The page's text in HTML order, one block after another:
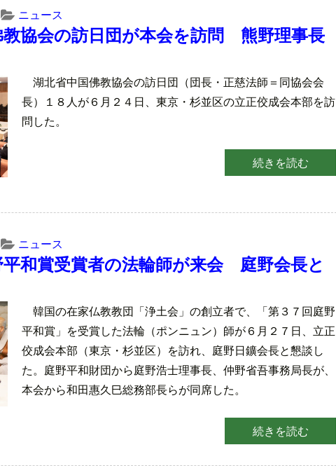
ニュース
教協会の訪日団が本会を訪問 熊野理事長
湖北省中国佛教協会の訪日団（団長・正慈法師＝同協会会
長）１８人が６月２４日、東京・杉並区の立正佼成会本部を訪
問した。
続きを読む
ニュース
和賞受賞者の法輪師が来会 庭野会長と
韓国の在家仏教教団「浄土会」の創立者で、「第３７回庭野
平和賞」を受賞した法輪（ポンニュン）師が６月２７日、立正
佼成会本部（東京・杉並区）を訪れ、庭野日鑛会長と懇談し
た。庭野平和財団から庭野浩士理事長、仲野省吾事務局長が、
本会から和田惠久巳総務部長らが同席した。
続きを読む